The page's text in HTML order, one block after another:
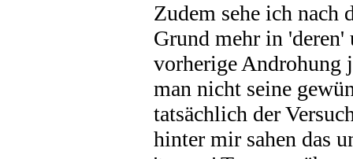
Zudem sehe ich nach
Grund mehr in
vorherige Androhung
man nicht seine
tatsächlich der
hinter mir sahen das